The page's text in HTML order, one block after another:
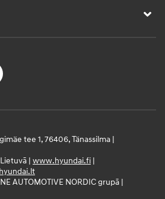
tee 1, 76406, Tänassilma |
| www.hyundai.fi |
AUTOMOTIVE NORDIC grupā |